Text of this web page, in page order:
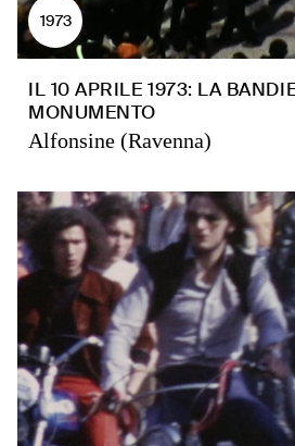
1973
IL 10 APRILE 1973: LA
MONUMENTO
Alfonsine (Ravenna)